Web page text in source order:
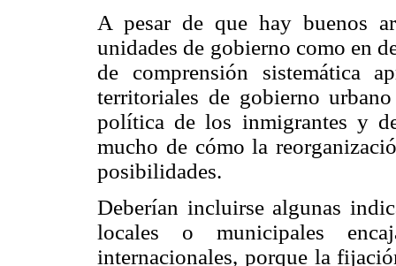
A pesar de que hay buenos
unidades de gobierno como en
de comprensión sistemática
territoriales de gobierno
política de los inmigrantes y
mucho de cómo la
posibilidades.
Deberían incluirse algunas
locales o municipales
internacionales, porque la